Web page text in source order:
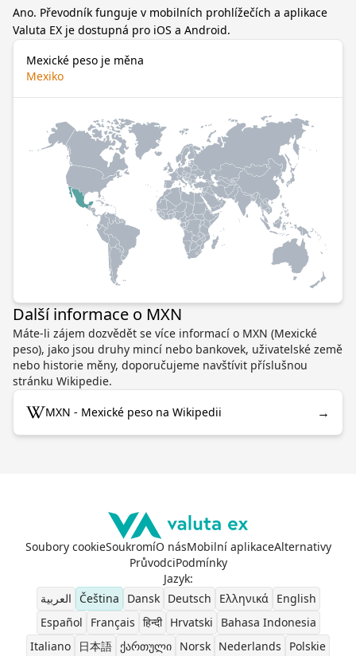
Ano. Převodník funguje v mobilních prohlížečích a aplikace
Valuta EX je dostupná pro iOS a Android.
Mexické peso je měna
Mexiko
Další informace o MXN
Máte-li zájem dozvědět se více informací o MXN (Mexické
peso), jako jsou druhy mincí nebo bankovek, uživatelské země
nebo historie měny, doporučujeme navštívit příslušnou
stránku Wikipedie.
MXN - Mexické peso na Wikipedii →
Soubory cookieSoukromíO násMobilní aplikaceAlternativy
PrůvodciPodmínky
Jazyk:
العربية
Čeština Dansk Deutsch Ελληνικά
English
Español
Français हिन्दी Hrvatski
Bahasa Indonesia
Italiano
日本語 ქართული Norsk Nederlands Polskie